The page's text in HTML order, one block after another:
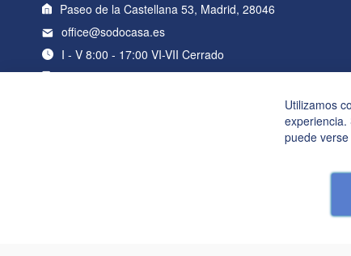
Paseo de la Castellana 53, Madrid, 28046
office@sodocasa.es
I - V 8:00 - 17:00 VI-VII Cerrado
+34 919 22 76 98
Utilizamos
experiencia.
puede